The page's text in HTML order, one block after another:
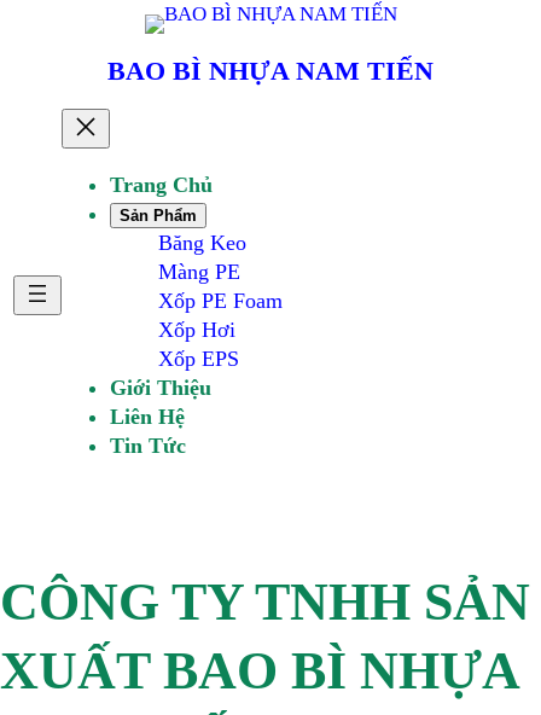
BAO BÌ NHỰA NAM TIẾN
Trang Chủ
Sản Phẩm
Băng Keo
Màng PE
Xốp PE Foam
Xốp Hơi
Xốp EPS
Giới Thiệu
Liên Hệ
Tin Tức
CÔNG TY TNHH SẢN
XUẤT BAO BÌ NHỰA